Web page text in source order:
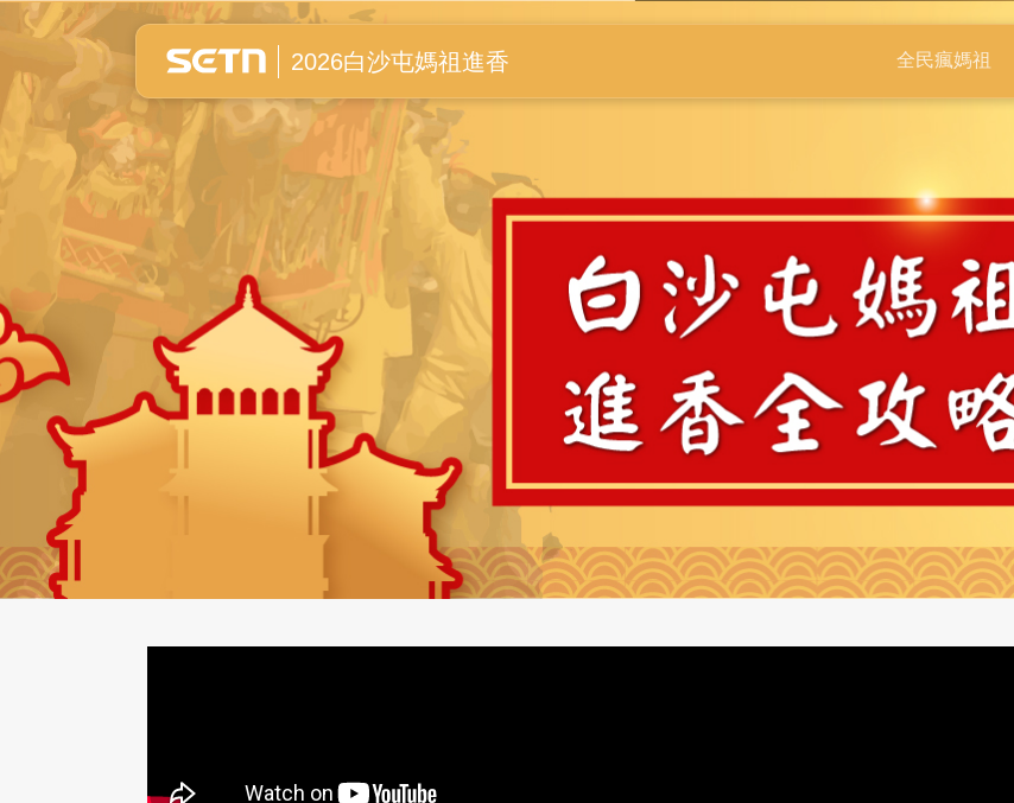
白沙屯媽祖進香全紀錄
2026白沙屯媽祖進香 全民瘋媽祖